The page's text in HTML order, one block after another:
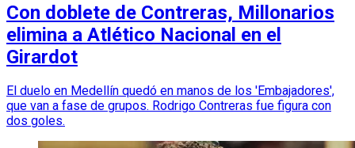
Con doblete de Contreras, Millonarios
elimina a Atlético Nacional en el
Girardot
El duelo en Medellín quedó en manos de los 'Embajadores',
que van a fase de grupos. Rodrigo Contreras fue figura con
dos goles.